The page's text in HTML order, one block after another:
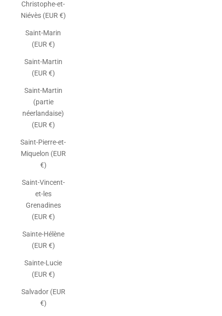
Christophe-et-
Niévès (EUR €)
Saint-Marin
(EUR €)
Saint-Martin
(EUR €)
Saint-Martin
(partie
néerlandaise)
(EUR €)
Saint-Pierre-et-
Miquelon (EUR
€)
Saint-Vincent-
et-les
Grenadines
(EUR €)
Sainte-Hélène
(EUR €)
Sainte-Lucie
(EUR €)
Salvador (EUR
€)